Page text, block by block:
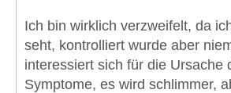
Ich bin wirklich verzweifelt, da
seht, kontrolliert wurde aber
interessiert sich für die Ursache
Symptome, es wird schlimmer,